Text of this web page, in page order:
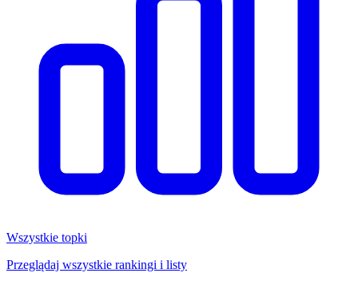
Wszystkie topki
Przeglądaj wszystkie rankingi i listy